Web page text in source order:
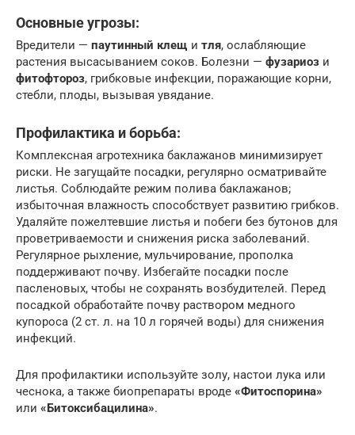
Основные угрозы:
Вредители — паутинный клещ и тля, ослабляющие
растения высасыванием соков. Болезни — фузариоз и
фитофтороз, грибковые инфекции, поражающие корни,
стебли, плоды, вызывая увядание.
Профилактика и борьба:
Комплексная агротехника баклажанов минимизирует
риски. Не загущайте посадки, регулярно осматривайте
листья. Соблюдайте режим полива баклажанов;
избыточная влажность способствует развитию грибков.
Удаляйте пожелтевшие листья и побеги без бутонов для
проветриваемости и снижения риска заболеваний.
Регулярное рыхление, мульчирование, прополка
поддерживают почву. Избегайте посадки после
пасленовых, чтобы не сохранять возбудителей. Перед
посадкой обработайте почву раствором медного
купороса (2 ст. л. на 10 л горячей воды) для снижения
инфекций.
Для профилактики используйте золу, настои лука или
чеснока, а также биопрепараты вроде «Фитоспорина»
или «Битоксибацилина».